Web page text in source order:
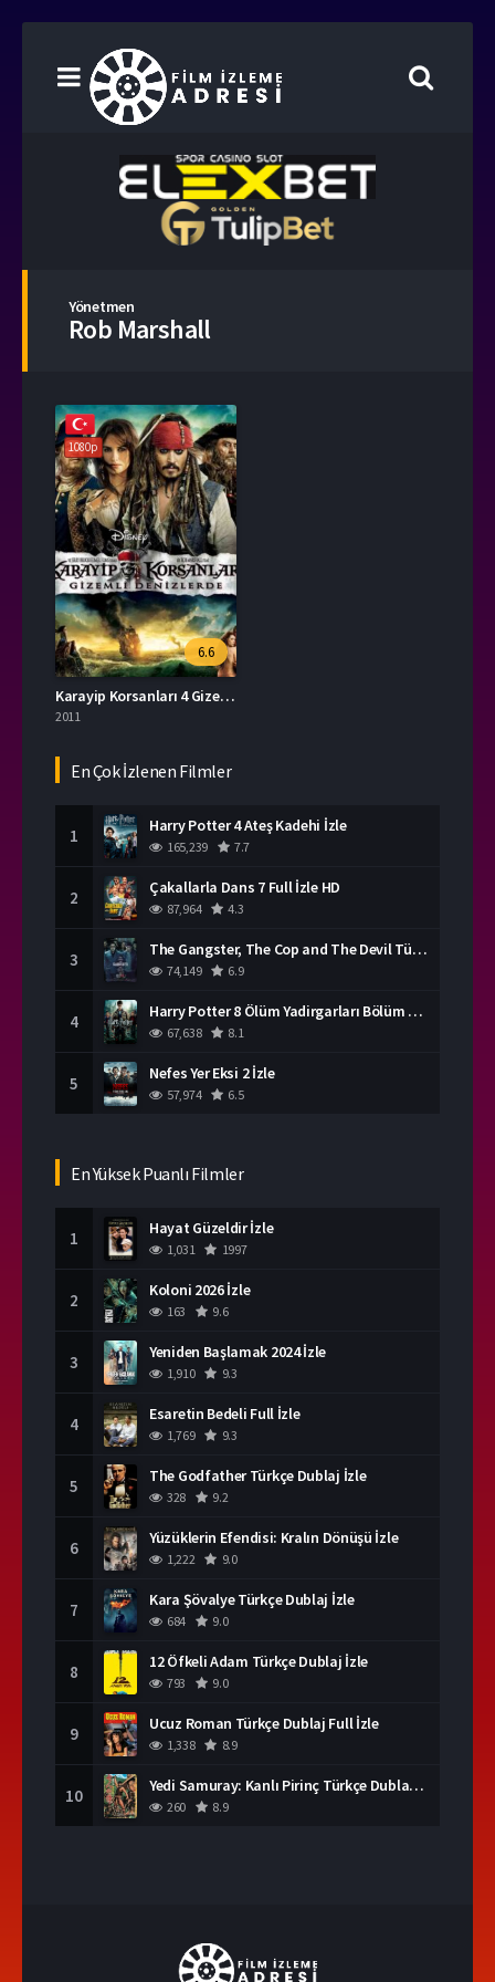
Yönetmen
Rob Marshall
1080p
6.6
Karayip Korsanları 4 Gizemli Denizlerde İzle
2011
En Çok İzlenen Filmler
1 Harry Potter 4 Ateş Kadehi İzle
165,239 7.7
2 Çakallarla Dans 7 Full İzle HD
87,964 4.3
3 The Gangster, The Cop and The Devil Türkçe Dublaj İzle
74,149 6.9
4 Harry Potter 8 Ölüm Yadirgarları Bölüm 2 İzle
67,638 8.1
5 Nefes Yer Eksi 2 İzle
57,974 6.5
En Yüksek Puanlı Filmler
1 Hayat Güzeldir İzle
1,031 1997
2 Koloni 2026 İzle
163 9.6
3 Yeniden Başlamak 2024 İzle
1,910 9.3
4 Esaretin Bedeli Full İzle
1,769 9.3
5 The Godfather Türkçe Dublaj İzle
328 9.2
6 Yüzüklerin Efendisi: Kralın Dönüşü İzle
1,222 9.0
7 Kara Şövalye Türkçe Dublaj İzle
684 9.0
8 12 Öfkeli Adam Türkçe Dublaj İzle
793 9.0
9 Ucuz Roman Türkçe Dublaj Full İzle
1,338 8.9
10 Yedi Samuray: Kanlı Pirinç Türkçe Dublaj İzle
260 8.9